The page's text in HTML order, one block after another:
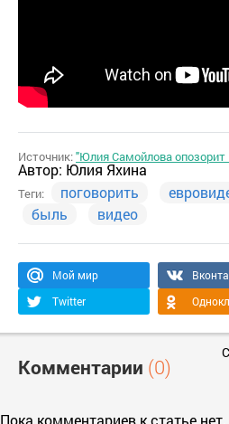
Источник:"Юлия Самойлова
Автор: Юлия Яхина
Теги: поговорить
быль
видео
Мой мир
Twitter
Комментарии (0)
Пока комментариев к статье